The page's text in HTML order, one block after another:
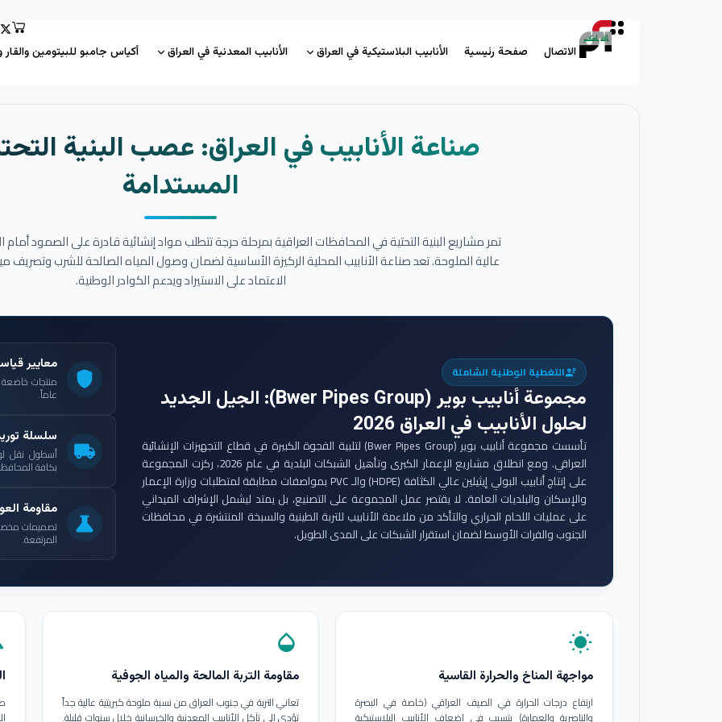
الاتصال صفحة رئيسية الأنابيب البلاستيكية في العراق الأنابيب المعدنية في العراق أكياس جامبو للبيتومين والقار
صناعة الأنابيب في العراق: عصب البنية
المستدامة
تمر مشاريع البنية التحتية في المحافظات العراقية بمرحلة حرجة تتطلب مواد إنشائية قادرة على الصمود أمام
عالية الملوحة. تعد صناعة الأنابيب المحلية الركيزة الأساسية لضمان وصول المياه الصالحة للشرب وتصريف
الاعتماد على الاستيراد ويدعم الكوادر الوطنية.
engineeringالتغطية الوطنية الشاملة
مجموعة أنابيب بوير (Bwer Pipes Group)
: الجيل الجديد
لحلول الأنابيب في العراق 2026
تأسست مجموعة أنابيب بوير (Bwer Pipes Group) لتلبية الفجوة الكبيرة في قطاع التجهيزات الإنشائية
العراقي. ومع انطلاق مشاريع الإعمار الكبرى وتأهيل الشبكات البلدية في عام 2026، ركزت المجموعة
على إنتاج أنابيب البولي إيثيلين عالي الكثافة (HDPE) والـ PVC بمواصفات مطابقة لمتطلبات وزارة الإعمار
والإسكان والبلديات العامة. لا يقتصر عمل المجموعة على التصنيع، بل يمتد ليشمل الإشراف الميداني
على عمليات اللحام الحراري والتأكد من ملاءمة الأنابيب للتربة الطينية والسبخة المنتشرة في محافظات
الجنوب والفرات الأوسط لضمان استقرار الشبكات على المدى الطويل.
shield
معايير
عاماً.
local_shipping
سلسلة
أسطول نقل
بكافة
science
مقاومة
تصميمات
المرتفعة.
wb_sunny
مواجهة المناخ والحرارة القاسية
ارتفاع درجات الحرارة في الصيف العراقي (خاصة في البصرة
والناصرية والعمارة) يتسبب في إضعاف الأنابيب البلاستيكية
opacity
مقاومة التربة المالحة والمياه الجوفية
تعاني التربة في جنوب العراق من نسبة ملوحة كبريتية عالية جداً
تؤدي إلى تآكل الأنابيب المعدنية والخرسانية خلال سنوات قليلة.